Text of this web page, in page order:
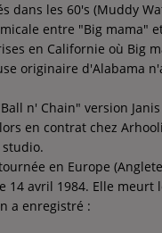
dans les 60's (Muddy
entre "Big mama"
en Californie où Big
originaire d'Alabama
n' Chain" version
en contrat chez
en Europe
14 avril 1984. Elle meurt
a enregistré :